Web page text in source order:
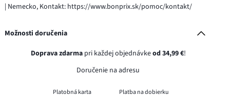
| Nemecko, Kontakt: https://www.bonprix.sk/pomoc/kontakt/
Možnosti doručenia
Doprava zdarmapri každej objednávkeod 34,99 €!
Doručenie na adresu
Platobná karta Platba na dobierku